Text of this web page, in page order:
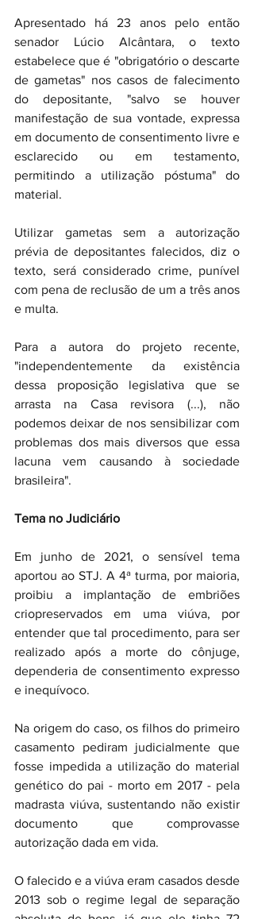
Apresentado há 23 anos pelo então
senador Lúcio Alcântara, o texto
estabelece que é "obrigatório o descarte
de gametas" nos casos de falecimento
do depositante, "salvo se houver
manifestação de sua vontade, expressa
em documento de consentimento livre e
esclarecido ou em testamento,
permitindo a utilização póstuma" do
material.
Utilizar gametas sem a autorização
prévia de depositantes falecidos, diz o
texto, será considerado crime, punível
com pena de reclusão de um a três anos
e multa.
Para a autora do projeto recente,
"independentemente da existência
dessa proposição legislativa que se
arrasta na Casa revisora (...), não
podemos deixar de nos sensibilizar com
problemas dos mais diversos que essa
lacuna vem causando à sociedade
brasileira".
Tema no Judiciário
Em junho de 2021, o sensível tema
aportou ao STJ. A 4ª turma, por maioria,
proibiu a implantação de embriões
criopreservados em uma viúva, por
entender que tal procedimento, para ser
realizado após a morte do cônjuge,
dependeria de consentimento expresso
e inequívoco.
Na origem do caso, os filhos do primeiro
casamento pediram judicialmente que
fosse impedida a utilização do material
genético do pai - morto em 2017 - pela
madrasta viúva, sustentando não existir
documento que comprovasse
autorização dada em vida.
O falecido e a viúva eram casados desde
2013 sob o regime legal de separação